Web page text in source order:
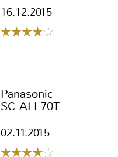
16.12.2015
Panasonic
SC-ALL70T
02.11.2015